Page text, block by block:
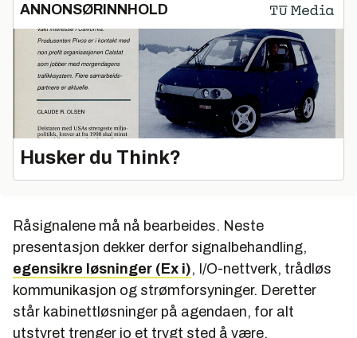
ANNONSØRINNHOLD
Husker du Think?
Råsignalene må nå bearbeides. Neste
presentasjon dekker derfor signalbehandling,
egensikre løsninger (Ex i), I/O-nettverk, trådløs
kommunikasjon og strømforsyninger. Deretter
står kabinettløsninger på agendaen, for alt
utstyret trenger jo et trygt sted å være.